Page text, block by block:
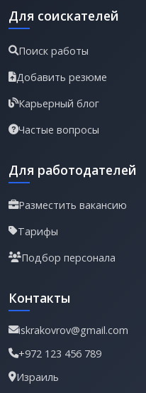
Для соискателей
Поиск работы
Добавить резюме
Карьерный блог
Частые вопросы
Для работодателей
Разместить вакансию
Тарифы
Подбор персонала
Контакты
iskrakovrov@gmail.com
+972 123 456 789
Израиль